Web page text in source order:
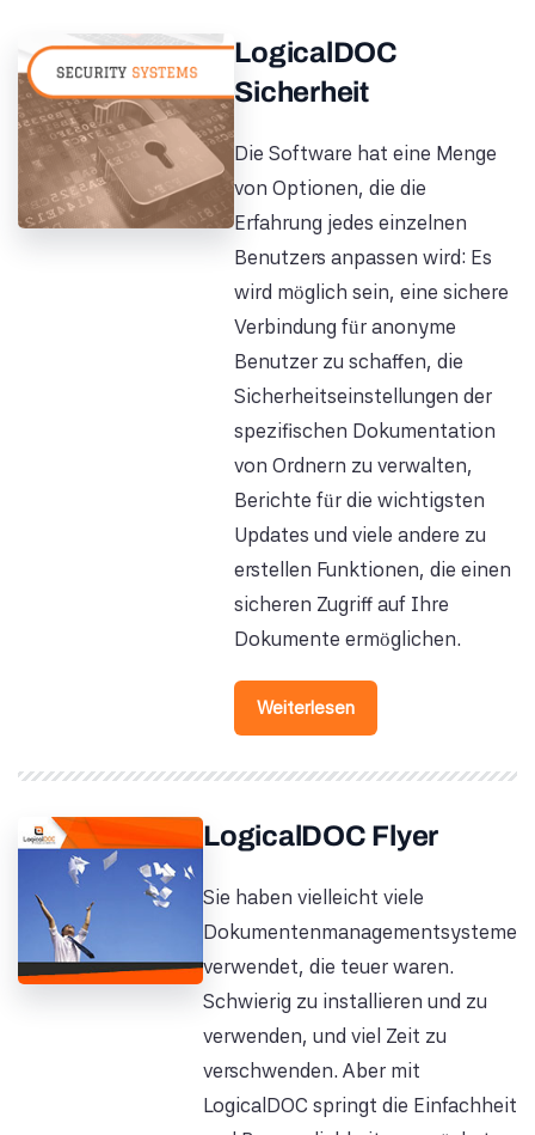
LogicalDOC
Sicherheit
Die Software hat eine Menge
von Optionen, die die
Erfahrung jedes einzelnen
Benutzers anpassen wird: Es
wird möglich sein, eine sichere
Verbindung für anonyme
Benutzer zu schaffen, die
Sicherheitseinstellungen der
spezifischen Dokumentation
von Ordnern zu verwalten,
Berichte für die wichtigsten
Updates und viele andere zu
erstellen Funktionen, die einen
sicheren Zugriff auf Ihre
Dokumente ermöglichen.
Weiterlesen
LogicalDOC Flyer
Sie haben vielleicht viele
Dokumentenmanagementsysteme
verwendet, die teuer waren.
Schwierig zu installieren und zu
verwenden, und viel Zeit zu
verschwenden. Aber mit
LogicalDOC springt die Einfachheit